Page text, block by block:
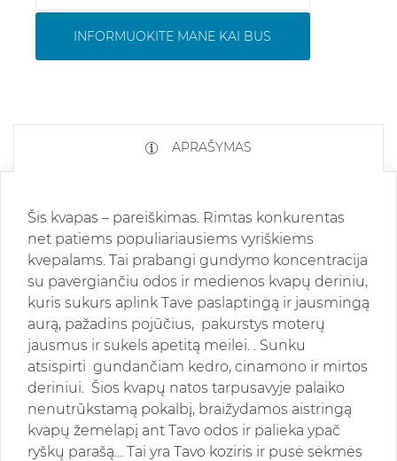
INFORMUOKITE MANE KAI BUS
APRAŠYMAS
Šis kvapas – pareiškimas. Rimtas konkurentas
net patiems populiariausiems vyriškiems
kvepalams. Tai prabangi gundymo koncentracija
su pavergiančiu odos ir medienos kvapų deriniu,
kuris sukurs aplink Tave paslaptingą ir jausmingą
aurą, pažadins pojūčius, pakurstys moterų
jausmus ir sukels apetitą meilei. . Sunku
atsispirti gundančiam kedro, cinamono ir mirtos
deriniui. Šios kvapų natos tarpusavyje palaiko
nenutrūkstamą pokalbį, braižydamos aistringą
kvapų žemėlapį ant Tavo odos ir palieka ypač
ryškų parašą… Tai yra Tavo koziris ir pusė sėkmės